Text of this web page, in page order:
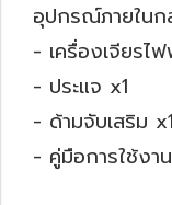
อุปกรณ์ภายใน
- เครื่องเจียรไ
- ประแจ x1
- ด้ามจับเสริม x1
- คู่มือการใช้งาน